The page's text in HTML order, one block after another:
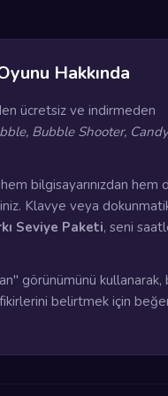
Hakkında
ücretsiz ve indirmeden
Bubble Shooter, Candy
bilgisayarınızdan hem
Klavye veya
Seviye Paketi, seni
görünümünü kullanarak,
belirtmek için